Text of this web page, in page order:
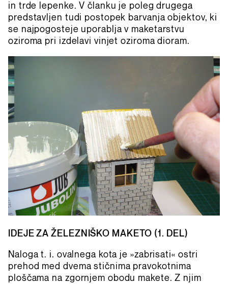
in trde lepenke. V članku je poleg drugega
predstavljen tudi postopek barvanja objektov, ki
se najpogosteje uporablja v maketarstvu
oziroma pri izdelavi vinjet oziroma dioram.
IDEJE ZA ŽELEZNIŠKO MAKETO (1. DEL)
Naloga t. i. ovalnega kota je »zabrisati« ostri
prehod med dvema stičnima pravokotnima
ploščama na zgornjem obodu makete. Z njim